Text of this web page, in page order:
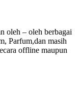
oleh – oleh berbagai
Parfum,dan masih
offline maupun